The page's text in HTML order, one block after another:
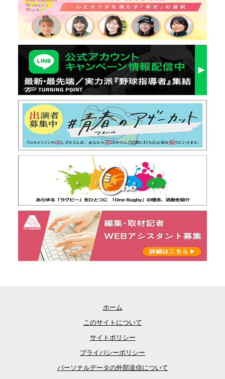
ホーム
このサイトについて
サイトポリシー
プライバシーポリシー
パーソナルデータの外部送信について